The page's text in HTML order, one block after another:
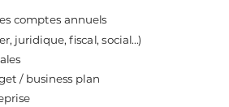
comptes annuels
juridique, fiscal, social...)
/ business plan